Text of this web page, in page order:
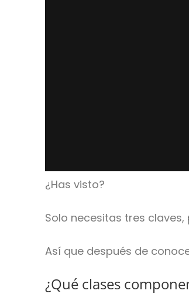
¿Has visto?
Solo necesitas tres
Así que después de
¿Qué clases